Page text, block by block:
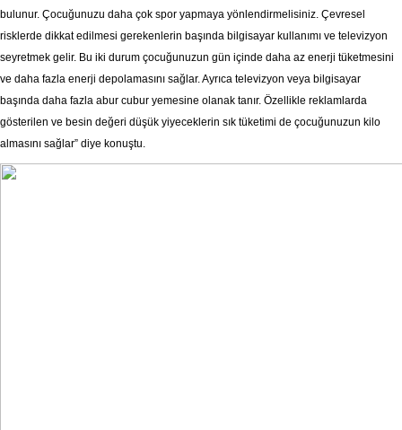
bulunur. Çocuğunuzu daha çok spor yapmaya yönlendirmelisiniz. Çevresel
risklerde dikkat edilmesi gerekenlerin başında bilgisayar kullanımı ve televizyon
seyretmek gelir. Bu iki durum çocuğunuzun gün içinde daha az enerji tüketmesini
ve daha fazla enerji depolamasını sağlar. Ayrıca televizyon veya bilgisayar
başında daha fazla abur cubur yemesine olanak tanır. Özellikle reklamlarda
gösterilen ve besin değeri düşük yiyeceklerin sık tüketimi de çocuğunuzun kilo
almasını sağlar” diye konuştu.